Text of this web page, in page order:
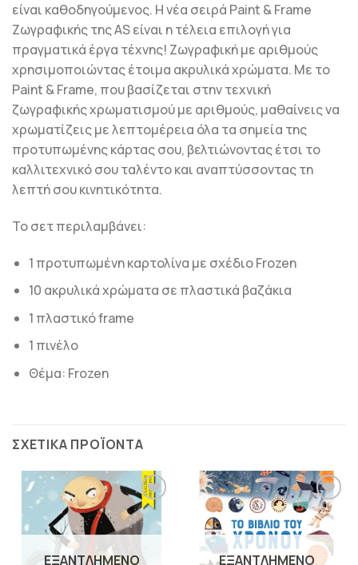
είναι καθοδηγούμενος. Η νέα σειρά Paint & Frame
Ζωγραφικής της AS είναι η τέλεια επιλογή για
πραγματικά έργα τέχνης! Ζωγραφική με αριθμούς
χρησιμοποιώντας έτοιμα ακρυλικά χρώματα. Με το
Paint & Frame, που βασίζεται στην τεχνική
ζωγραφικής χρωματισμού με αριθμούς, μαθαίνεις να
χρωματίζεις με λεπτομέρεια όλα τα σημεία της
προτυπωμένης κάρτας σου, βελτιώνοντας έτσι το
καλλιτεχνικό σου ταλέντο και αναπτύσσοντας τη
λεπτή σου κινητικότητα.
Το σετ περιλαμβάνει:
1 προτυπωμένη καρτολίνα με σχέδιο Frozen
10 ακρυλικά χρώματα σε πλαστικά βαζάκια
1 πλαστικό frame
1 πινέλο
Θέμα: Frozen
ΣΧΕΤΙΚΆ ΠΡΟΪΌΝΤΑ
ΠΡΟΣΘΉΚΗ
ΣΤΗΝ
ΛΊΣΤΑ
ΕΠΙΘΥΜΙΏΝ
ΕΞΑΝΤΛΗΜΈΝΟ
ΠΡΟΣΘΉΚΗ
ΣΤΗΝ
ΛΊΣΤΑ
ΕΠΙΘΥΜΙΏΝ
ΕΞΑΝΤΛΗΜΈΝΟ